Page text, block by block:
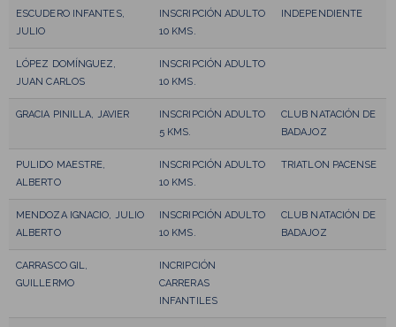
ESCUDERO INFANTES,
JULIO
INSCRIPCIÓN ADULTO
10 KMS.
INDEPENDIENTE
LÓPEZ DOMÍNGUEZ,
JUAN CARLOS
INSCRIPCIÓN ADULTO
10 KMS.
GRACIA PINILLA, JAVIER
INSCRIPCIÓN ADULTO
5 KMS.
CLUB NATACIÓN DE
BADAJOZ
PULIDO MAESTRE,
ALBERTO
INSCRIPCIÓN ADULTO
10 KMS.
TRIATLON PACENSE
MENDOZA IGNACIO, JULIO
ALBERTO
INSCRIPCIÓN ADULTO
10 KMS.
CLUB NATACIÓN DE
BADAJOZ
CARRASCO GIL,
GUILLERMO
INCRIPCIÓN
CARRERAS
INFANTILES